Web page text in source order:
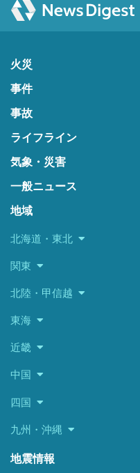
火災
事件
事故
ライフライン
気象・災害
一般ニュース
地域
北海道・東北
関東
北陸・甲信越
東海
近畿
中国
四国
九州・沖縄
地震情報